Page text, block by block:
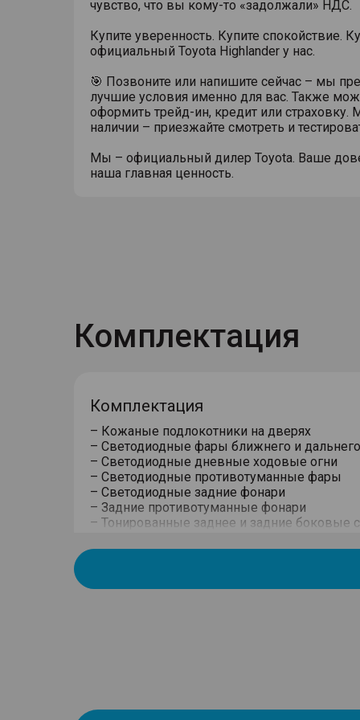
чувство, что вы кому-то «задолжали» НДС.
Купите уверенность. Купите спокойствие.
официальный Toyota Highlander у нас.
🎯 Позвоните или напишите сейчас – мы
лучшие условия именно для вас. Также
оформить трейд-ин, кредит или
наличии – приезжайте смотреть и
Мы – официальный дилер Toyota. Ваше
наша главная ценность.
Комплектация
Комплектация
– Кожаные подлокотники на дверях
– Светодиодные фары ближнего и
– Светодиодные дневные ходовые огни
– Светодиодные противотуманные фары
– Светодиодные задние фонари
– Задние противотуманные фонари
– Тонированные заднее и задние боковые
– Легкосплавные колесные диски
– Окрашенные в цвет кузова боковые